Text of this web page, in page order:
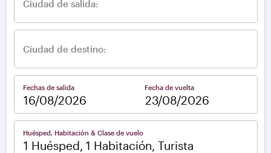
Ciudad de salida:
Ciudad de destino:
Fechas de salida Fecha de vuelta
Huésped, Habitación & Clase de vuelo
1 Huésped, 1 Habitación, Turista